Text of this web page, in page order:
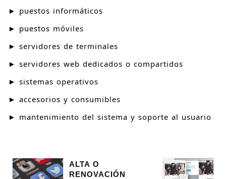
► puestos informáticos
► puestos móviles
► servidores de terminales
► servidores web dedicados o compartidos
► sistemas operativos
► accesorios y consumibles
► mantenimiento del sistema y soporte al usuario
ALTA O
RENOVACIÓN